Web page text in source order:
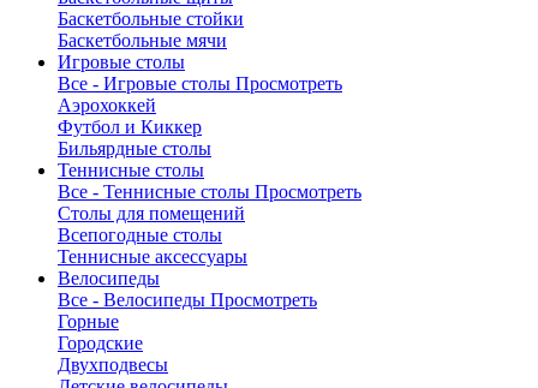
Баскетбольные стойки
Баскетбольные мячи
Игровые столы
Все - Игровые столы Просмотреть
Аэрохоккей
Футбол и Киккер
Бильярдные столы
Теннисные столы
Все - Теннисные столы Просмотреть
Столы для помещений
Всепогодные столы
Теннисные аксессуары
Велосипеды
Все - Велосипеды Просмотреть
Горные
Городские
Двухподвесы